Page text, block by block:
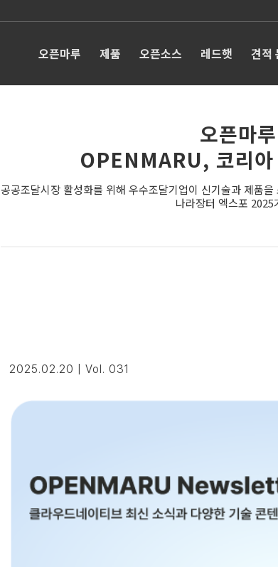
오픈마루 제품 오픈소스 레드햇 견적
오픈마
OPENMARU, 코리
공공조달시장 활성화를 위해 우수조달기업이 신기술과 제품
나라장터 엑스포
2025.02.20 | Vol. 031